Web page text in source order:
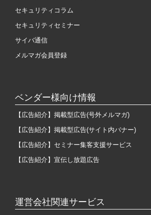
セキュリティコラム
セキュリティセミナー
サイバ通信
メルマガ会員登録
ベンダー様向け情報
【広告紹介】掲載型広告(号外メルマガ)
【広告紹介】掲載型広告(サイト内バナー)
【広告紹介】セミナー集客支援サービス
【広告紹介】宣伝し放題広告
運営会社関連サービス